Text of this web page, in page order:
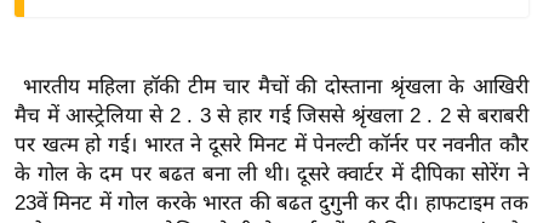
वि
शे
ष
ज्ञ
रा
भारतीय महिला हॉकी टीम चार मैचों की दोस्ताना श्रृंखला के आखिरी
मैच में आस्ट्रेलिया से 2 . 3 से हार गई जिससे श्रृंखला 2 . 2 से बराबरी
पर खत्म हो गई। भारत ने दूसरे मिनट में पेनल्टी कॉर्नर पर नवनीत कौर
के गोल के दम पर बढत बना ली थी। दूसरे क्वार्टर में दीपिका सोरेंग ने
23वें मिनट में गोल करके भारत की बढत दुगुनी कर दी। हाफटाइम तक